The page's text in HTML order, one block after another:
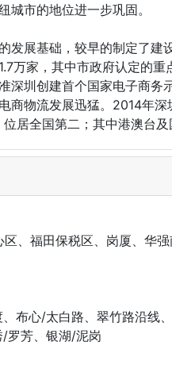
城市的地位进一步巩固。
发展基础，较早的制定了
万家，其中市政府认定的
深圳创建首个国家电子商
商物流发展迅猛。2014年
居全国第二；其中港澳台
、福田保税区、岗厦、华
布心/太白路、翠竹路沿线
罗芳、银湖/泥岗